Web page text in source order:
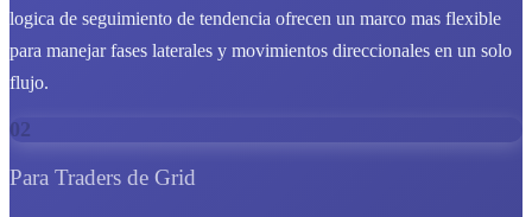
logica de seguimiento de tendencia ofrecen un marco mas flexible
para manejar fases laterales y movimientos direccionales en un solo
flujo.
02
Para Traders de Grid